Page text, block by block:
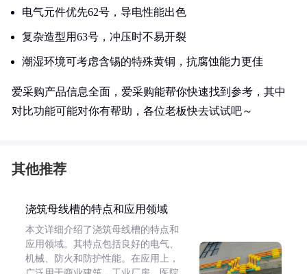
电气元件优先62号，导电性能出色
复杂造型用63号，冲压时不易开裂
潮湿环境可考虑含锡的特殊黄铜，抗腐蚀能力更佳
爱采购产品信息全面，爱采购能帮你快速找到参考，其中
对比功能可能对你有帮助，各位老板快去试试吧～
其他推荐
浇筑母线槽的特点和应用领域
本文详细介绍了浇筑母线槽的特点和
应用领域。其特点包括良好的电气、
机械、防火和防护性能。在应用上，